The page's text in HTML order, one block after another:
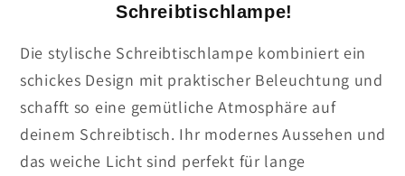
Schreibtischlampe!
Die stylische Schreibtischlampe kombiniert ein
schickes Design mit praktischer Beleuchtung und
schafft so eine gemütliche Atmosphäre auf
deinem Schreibtisch. Ihr modernes Aussehen und
das weiche Licht sind perfekt für lange